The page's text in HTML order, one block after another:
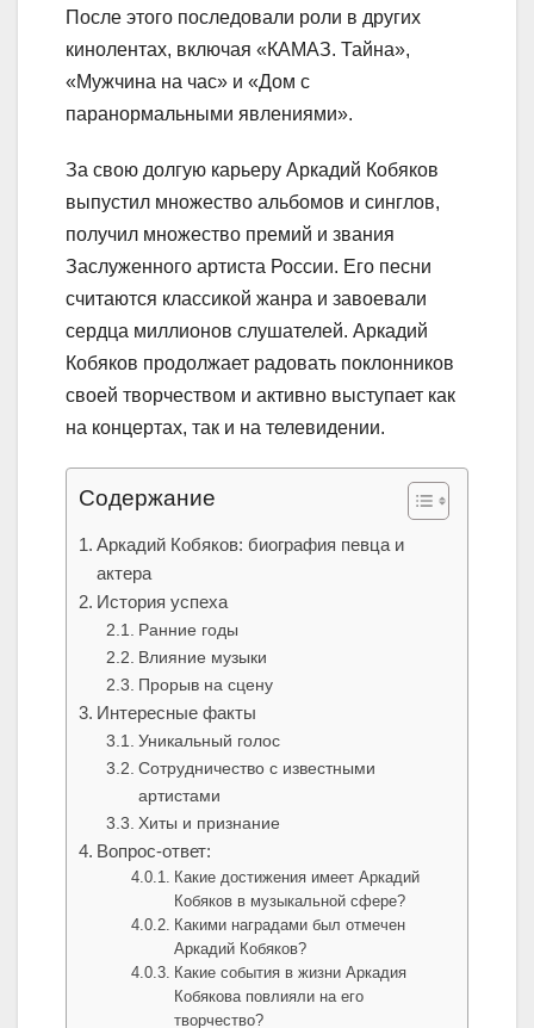
После этого последовали роли в других
кинолентах, включая «КАМАЗ. Тайна»,
«Мужчина на час» и «Дом с
паранормальными явлениями».
За свою долгую карьеру Аркадий Кобяков
выпустил множество альбомов и синглов,
получил множество премий и звания
Заслуженного артиста России. Его песни
считаются классикой жанра и завоевали
сердца миллионов слушателей. Аркадий
Кобяков продолжает радовать поклонников
своей творчеством и активно выступает как
на концертах, так и на телевидении.
Содержание
Аркадий Кобяков: биография певца и
актера
История успеха
Ранние годы
Влияние музыки
Прорыв на сцену
Интересные факты
Уникальный голос
Сотрудничество с известными
артистами
Хиты и признание
Вопрос-ответ:
Какие достижения имеет Аркадий
Кобяков в музыкальной сфере?
Какими наградами был отмечен
Аркадий Кобяков?
Какие события в жизни Аркадия
Кобякова повлияли на его
творчество?